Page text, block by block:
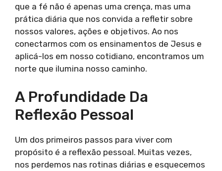
que a fé não é apenas uma crença, mas uma
prática diária que nos convida a refletir sobre
nossos valores, ações e objetivos. Ao nos
conectarmos com os ensinamentos de Jesus e
aplicá-los em nosso cotidiano, encontramos um
norte que ilumina nosso caminho.
A Profundidade Da
Reflexão Pessoal
Um dos primeiros passos para viver com
propósito é a reflexão pessoal. Muitas vezes,
nos perdemos nas rotinas diárias e esquecemos